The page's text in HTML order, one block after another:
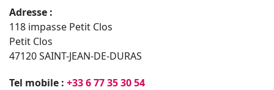
Adresse :
118 impasse Petit Clos
Petit Clos
47120 SAINT-JEAN-DE-DURAS
Tel mobile : +33 6 77 35 30 54